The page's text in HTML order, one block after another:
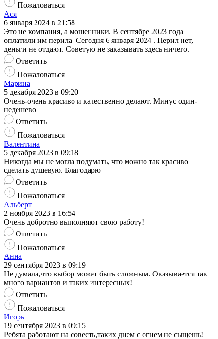
Пожаловаться
Ася
6 января 2024 в 21:58
Это не компания, а мошенники. В сентябре 2023 года
оплатили им перила. Сегодня 6 января 2024 . Перил нет,
деньги не отдают. Советую не заказывать здесь ничего.
Ответить
Пожаловаться
Марина
5 декабря 2023 в 09:20
Очень-очень красиво и качественно делают. Минус один-
недешево
Ответить
Пожаловаться
Валентина
5 декабря 2023 в 09:18
Никогда мы не могла подумать, что можно так красиво
сделать душевую. Благодарю
Ответить
Пожаловаться
Альберт
2 ноября 2023 в 16:54
Очень добротно выполняют свою работу!
Ответить
Пожаловаться
Анна
29 сентября 2023 в 09:19
Не думала,что выбор может быть сложным. Оказывается так
много вариантов и таких интересных!
Ответить
Пожаловаться
Игорь
19 сентября 2023 в 09:15
Ребята работают на совесть,таких днем с огнем не сыщешь!